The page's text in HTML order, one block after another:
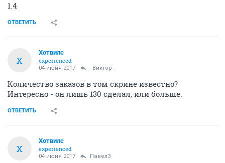
1.4
ОТВЕТИТЬ
Х
Хотвилс
experienced
04 июня 2017 _Виктор_
Количество заказов в том скрине известно?
Интересно - он лишь 130 сделал, или больше.
ОТВЕТИТЬ
Х
Хотвилс
experienced
04 июня 2017 Павел3